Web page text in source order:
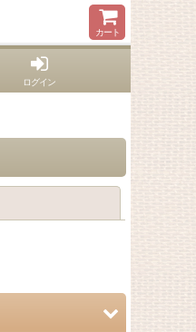
カート
ログイン